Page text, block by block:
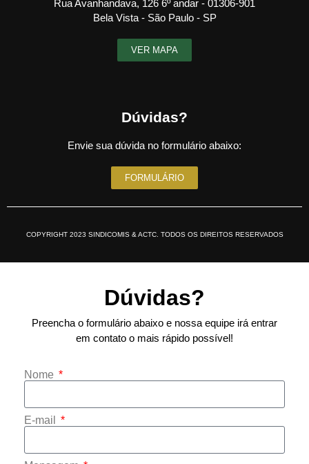
Rua Avanhandava, 126 6º andar - 01306-901
Bela Vista - São Paulo - SP
VER MAPA
Dúvidas?
Envie sua dúvida no formulário abaixo:
FORMULÁRIO
COPYRIGHT 2023 SINDICOMIS & ACTC. TODOS OS DIREITOS RESERVADOS
Dúvidas?
Preencha o formulário abaixo e nossa equipe irá entrar
em contato o mais rápido possível!
Nome
E-mail